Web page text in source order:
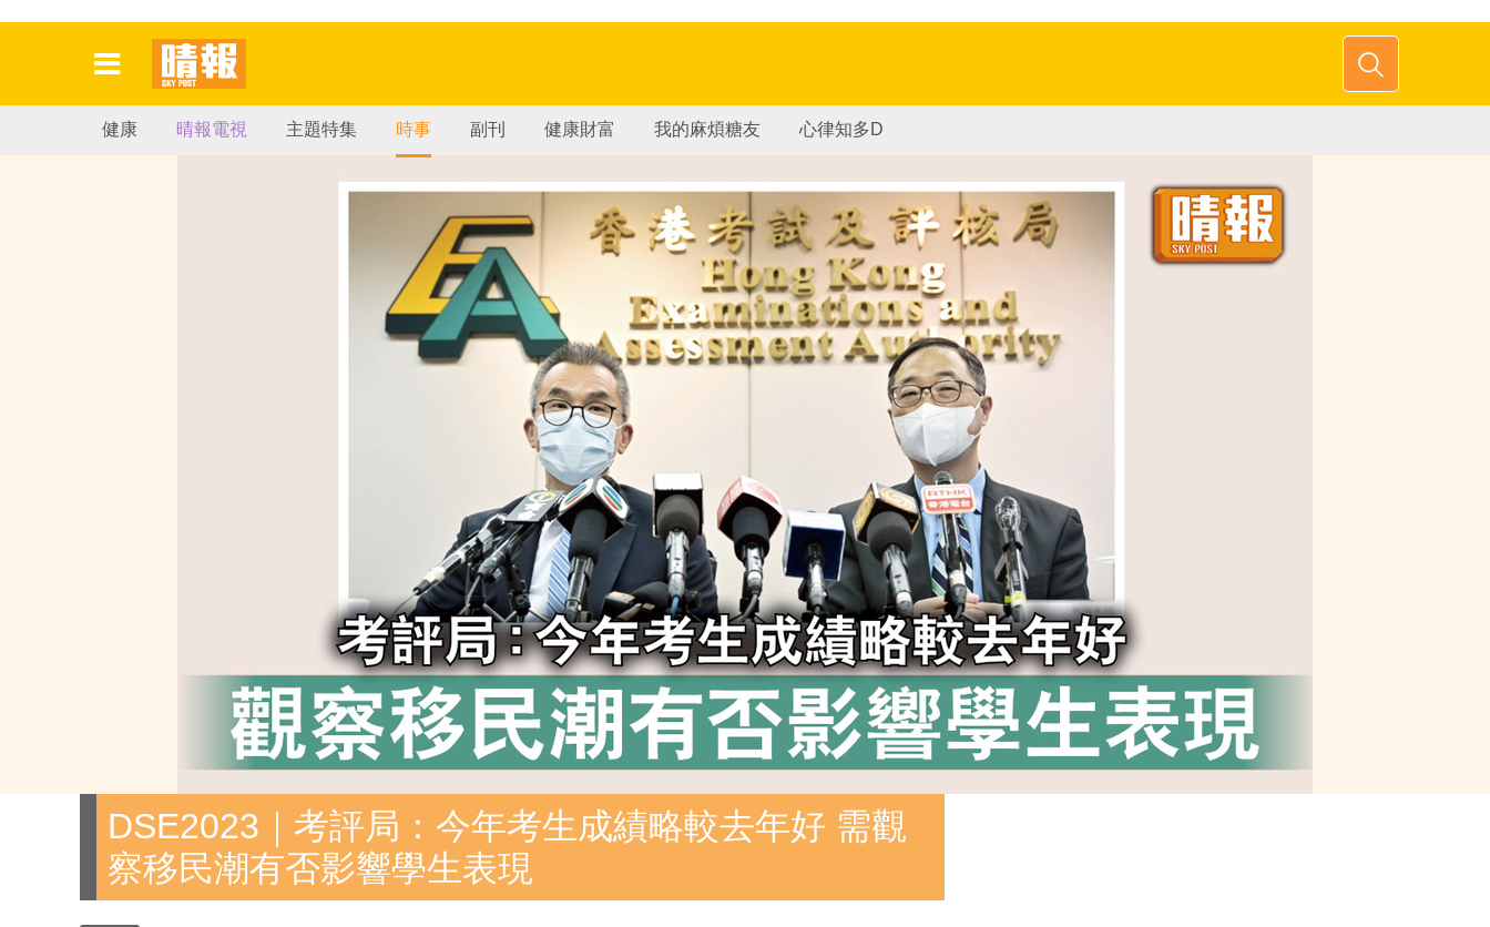
健康 晴報電視 主題特集 時事 副刊 健康財富 我的麻煩糖友 心律知多D
DSE2023｜考評局：今年考生成績略較去年好 需觀
察移民潮有否影響學生表現